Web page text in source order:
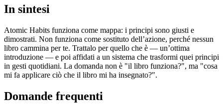
In sintesi
Atomic Habits funziona come mappa: i principi sono giusti e
dimostrati. Non funziona come sostituto dell’azione, perché nessun
libro cammina per te. Trattalo per quello che è — un’ottima
introduzione — e poi affidati a un sistema che trasformi quei principi
in gesti quotidiani. La domanda non è "il libro funziona?", ma "cosa
mi fa applicare ciò che il libro mi ha insegnato?".
Domande frequenti